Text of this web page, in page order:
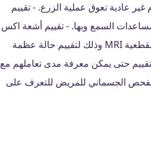
عادية تعوق عملية الزرع. - تقييم
السمع وبها. - تقييم أشعة اكس
.. هناك أشعة اكس خاصة تجري لهذه الحالات عادة عن طريق الكمبيوتر أو الأشعة المقطعية MRI وذلك لتقييم حالة عظمة
حتى يمكن معرفة مدى تعاملهم مع
الجسماني للمريض للتعرف على